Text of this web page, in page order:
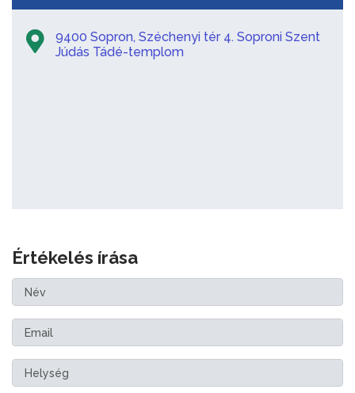
9400 Sopron, Széchenyi tér 4. Soproni Szent
Júdás Tádé-templom
Értékelés írása